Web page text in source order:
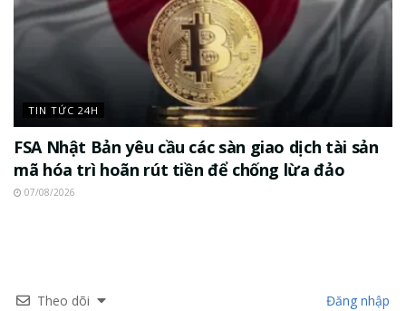
TIN TỨC 24H
FSA Nhật Bản yêu cầu các sàn giao dịch tài sản
mã hóa trì hoãn rút tiền để chống lừa đảo
07/08/2026
Theo dõi Đăng nhập